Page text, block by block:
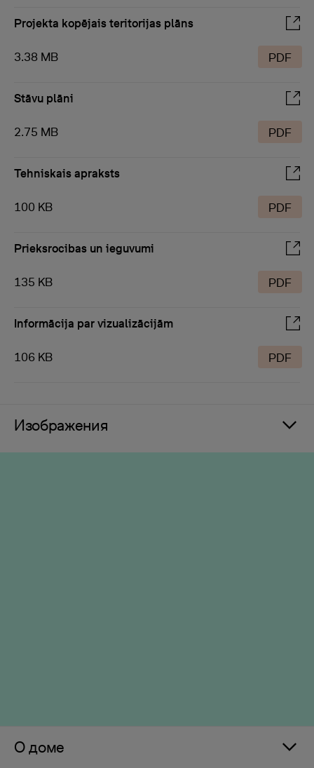
Projekta kopējais teritorijas plāns
3.38 MB PDF
Stāvu plāni
2.75 MB PDF
Tehniskais apraksts
100 KB PDF
Prieksrocibas un ieguvumi
135 KB PDF
Informācija par vizualizācijām
106 KB PDF
Изображения
О доме